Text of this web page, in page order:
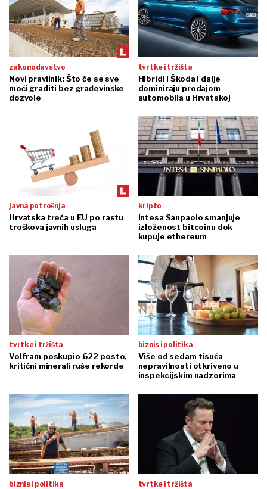
zakonodavstvo
Novi pravilnik: Što će se sve
moći graditi bez građevinske
dozvole
tvrtke i tržišta
Hibridi i Škoda i dalje
dominiraju prodajom
automobila u Hrvatskoj
javna potrošnja
Hrvatska treća u EU po rastu
troškova javnih usluga
kripto
Intesa Sanpaolo smanjuje
izloženost bitcoinu dok
kupuje ethereum
tvrtke i tržišta
Volfram poskupio 622 posto,
kritični minerali ruše rekorde
biznis i politika
Više od sedam tisuća
nepravilnosti otkriveno u
inspekcijskim nadzorima
biznis i politika tvrtke i tržišta